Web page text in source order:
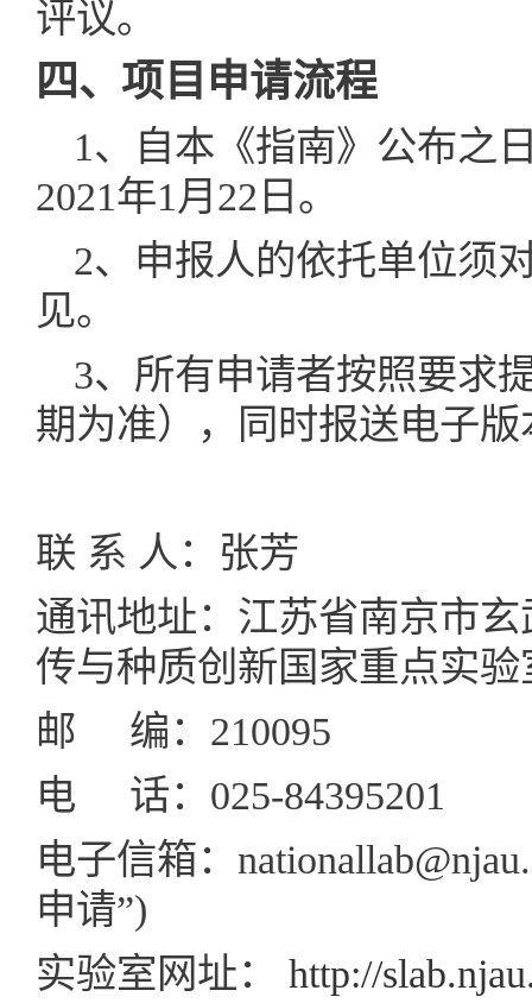
评议。
四、项目申请流程
1、自本《指南》公布之
2021年1月22日。
2、申报人的依托单位须
见。
3、所有申请者按照要求
期为准），同时报送电子版
联 系 人：张芳
通讯地址：江苏省南京市
传与种质创新国家重点实验
邮 编：210095
电 话：025-84395201
电子信箱：
申请”)
实验室网址：
http://